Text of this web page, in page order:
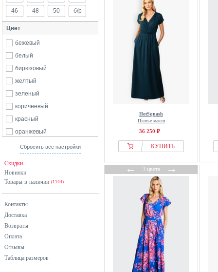
46 48 50 б/р
Цвет
бежевый
белый
бирюзовый
желтый
зеленый
коричневый
красный
оранжевый
розовый
синий
фиолетовый
хаки
Сбросить все настройки
Скидки
Новинки
Товары в наличии (1144)
Контакты
Доставка
Возвраты
Оплата
Отзывы
Таблица размеров
HotSquash
Платье макси
36 250 ₽
КУПИТЬ
←3 цвета→